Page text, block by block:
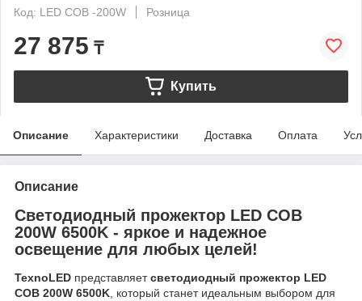
Код: LED COB -200W
Розница
27 875 ₸
Купить
Описание Характеристики Доставка Оплата
Описание
Светодиодный прожектор LED COB
200W 6500K - яркое и надежное
освещение для любых целей!
TexnoLED представляетсветодиодный прожектор LED
COB 200W 6500K, который станет идеальным выбором для